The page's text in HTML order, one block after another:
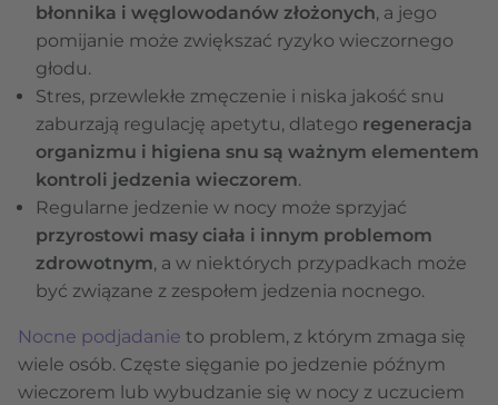
błonnika i węglowodanów złożonych, a jego
pomijanie może zwiększać ryzyko wieczornego
głodu.
Stres, przewlekłe zmęczenie i niska jakość snu
zaburzają regulację apetytu, dlatego regeneracja
organizmu i higiena snu są ważnym elementem
kontroli jedzenia wieczorem.
Regularne jedzenie w nocy może sprzyjać
przyrostowi masy ciała i innym problemom
zdrowotnym, a w niektórych przypadkach może
być związane z zespołem jedzenia nocnego.
Nocne podjadanie to problem, z którym zmaga się
wiele osób. Częste sięganie po jedzenie późnym
wieczorem lub wybudzanie się w nocy z uczuciem